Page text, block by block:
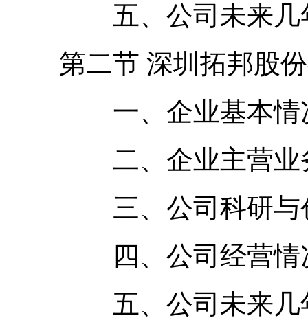
五、公司未来几年
第二节 深圳拓邦股份
一、企业基本情
二、企业主营业务
三、公司科研与创
四、公司经营情况
五、公司未来几年